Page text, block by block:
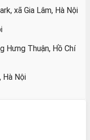
xã Gia Lâm, Hà Nội
Hưng Thuận, Hồ Chí
Hà Nội